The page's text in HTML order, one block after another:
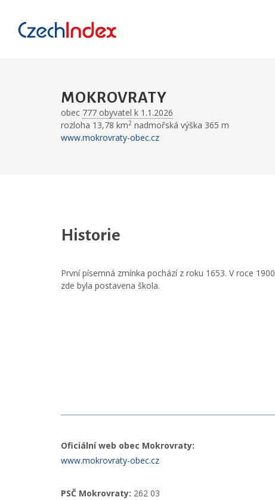
MOKROVRATY
obec 777 obyvatel k 1.1.2026
rozloha 13,78 km2 nadmořská výška 365 m
www.mokrovraty-obec.cz
Historie
První písemná zmínka pochází z roku 1653. V roce 1900
zde byla postavena škola.
Oficiální web obec Mokrovraty:
www.mokrovraty-obec.cz
PSČ Mokrovraty: 262 03